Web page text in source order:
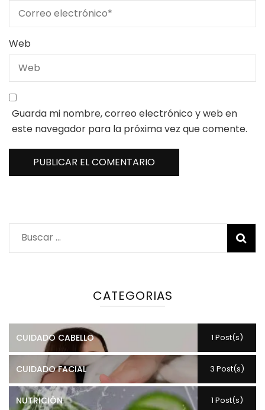
Web
Guarda mi nombre, correo electrónico y web en
este navegador para la próxima vez que comente.
Buscar:
CATEGORIAS
CUIDADO CABELLO 1 Post(s)
CUIDADO FACIAL 3 Post(s)
NUTRICIÓN 1 Post(s)